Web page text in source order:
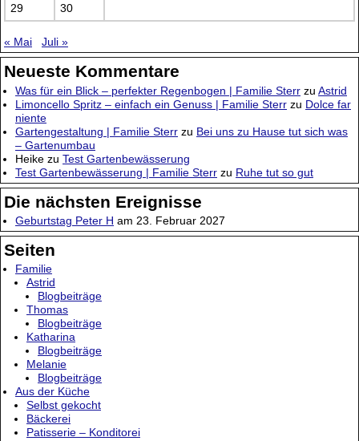
29
30
« Mai Juli »
Neueste Kommentare
Was für ein Blick – perfekter Regenbogen | Familie Sterr zu Astrid
Limoncello Spritz – einfach ein Genuss | Familie Sterr zu Dolce far
niente
Gartengestaltung | Familie Sterr zu Bei uns zu Hause tut sich was
– Gartenumbau
Heike zu Test Gartenbewässerung
Test Gartenbewässerung | Familie Sterr zu Ruhe tut so gut
Die nächsten Ereignisse
Geburtstag Peter H am 23. Februar 2027
Seiten
Familie
Astrid
Blogbeiträge
Thomas
Blogbeiträge
Katharina
Blogbeiträge
Melanie
Blogbeiträge
Aus der Küche
Selbst gekocht
Bäckerei
Patisserie – Konditorei